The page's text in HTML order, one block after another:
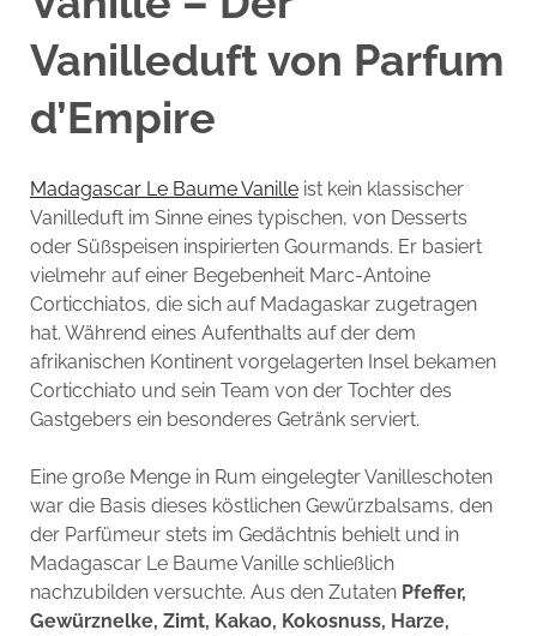
Vanilleduft von Parfum
d’Empire
Madagascar Le Baume Vanilleist kein klassischer
Vanilleduft im Sinne eines typischen, von Desserts
oder Süßspeisen inspirierten Gourmands. Er basiert
vielmehr auf einer Begebenheit Marc-Antoine
Corticchiatos, die sich auf Madagaskar zugetragen
hat. Während eines Aufenthalts auf der dem
afrikanischen Kontinent vorgelagerten Insel bekamen
Corticchiato und sein Team von der Tochter des
Gastgebers ein besonderes Getränk serviert.
Eine große Menge in Rum eingelegter Vanilleschoten
war die Basis dieses köstlichen Gewürzbalsams, den
der Parfümeur stets im Gedächtnis behielt und in
Madagascar Le Baume Vanille schließlich
nachzubilden versuchte. Aus den Zutaten Pfeffer,
Gewürznelke, Zimt, Kakao, Kokosnuss, Harze,